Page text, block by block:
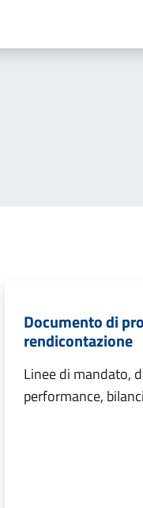
Documento di
rendicontazione
Linee di mandato,
performance,